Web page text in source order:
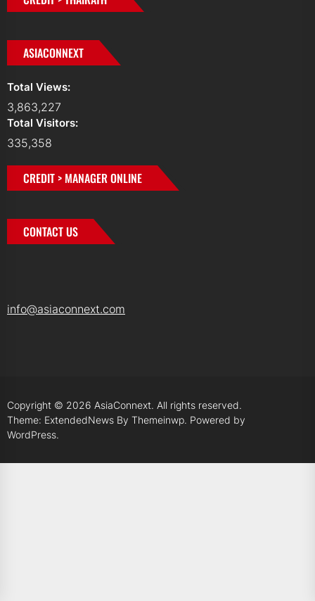
ASIACONNEXT
Total Views:
3,863,227
Total Visitors:
335,358
CREDIT > MANAGER ONLINE
CONTACT US
info@asiaconnext.com
Copyright © 2026 AsiaConnext. All rights reserved.
Theme: ExtendedNews By Themeinwp. Powered by
WordPress.